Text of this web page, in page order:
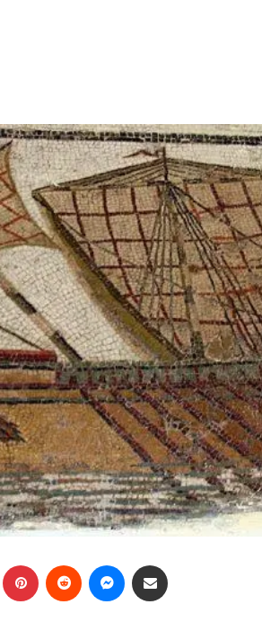
Tumblr Pinterest Reddit Messenger